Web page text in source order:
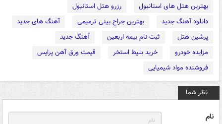
بهترین هتل های استانبول
رزرو هتل استانبول
دانلود آهنگ جدید
بهترین جراح بینی ترمیمی
آهنگ های جدید
پرشین هتل
ثبت نام بیمه اربعین
آهنگ جدید
مزایده خودرو
خرید بلیط استخر
قیمت ورق آهن پرایس
فروشنده مواد شیمیایی
نظر شما
نام